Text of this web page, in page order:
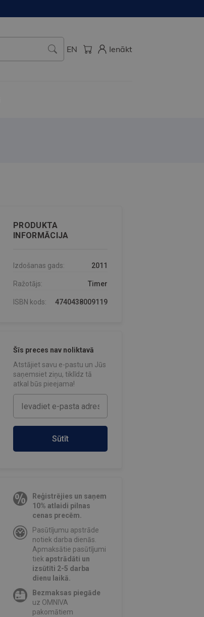
EN Ienākt
PRODUKTA
INFORMĀCIJA
Izdošanas gads: 2011
Ražotājs: Timer
ISBN kods: 4740438009119
Šīs preces nav noliktavā
Atstājiet savu e-pastu un Jūs
saņemsiet ziņu, tiklīdz tā
atkal būs pieejama!
Sūtīt
Reģistrējies un saņem
10% atlaidi pilnas
cenas precēm.
Pasūtījumu apstrāde
notiek darba dienās.
Apmaksātie pasūtījumi
tiekapstrādāti un
izsūtīti 2-5 darba
dienu laikā.
Bezmaksas piegāde
uz OMNIVA
pakomātiem